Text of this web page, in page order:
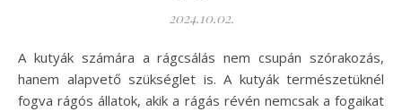
2024.10.02.
A kutyák számára a rágcsálás nem csupán szórakozás,
hanem alapvető szükséglet is. A kutyák természetüknél
fogva rágós állatok, akik a rágás révén nemcsak a fogaikat